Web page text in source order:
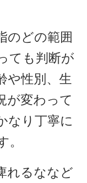
のどの範囲
ても判断が
や性別、生
が変わって
なり丁寧に
。
れるななど